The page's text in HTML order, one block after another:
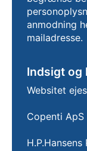
anmodning
mailadresse.
Indsigt og
Websitet
Copenti ApS